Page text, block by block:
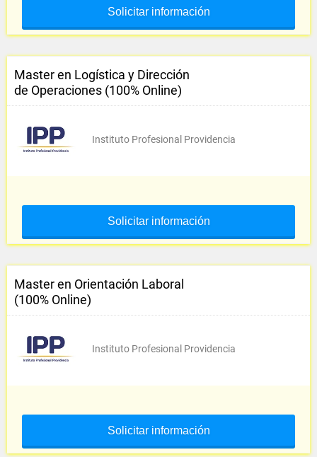
Solicitar información
Master en Logística y Dirección
de Operaciones (100% Online)
Instituto Profesional Providencia
Solicitar información
Master en Orientación Laboral
(100% Online)
Instituto Profesional Providencia
Solicitar información